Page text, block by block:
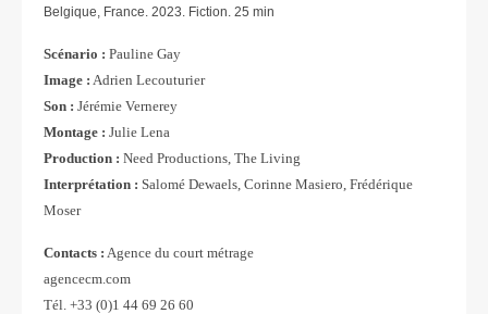
Belgique, France. 2023. Fiction. 25 min
Scénario : Pauline Gay
Image : Adrien Lecouturier
Son : Jérémie Vernerey
Montage : Julie Lena
Production : Need Productions, The Living
Interprétation : Salomé Dewaels, Corinne Masiero, Frédérique
Moser
Contacts : Agence du court métrage
agencecm.com
Tél. +33 (0)1 44 69 26 60